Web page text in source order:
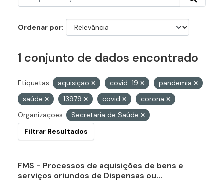
Ordenar por
1 conjunto de dados encontrado
Etiquetas: aquisição covid-19
pandemia
saúde
13979 covid
corona
Organizações:
Secretaria de Saúde
Filtrar Resultados
FMS - Processos de aquisições de bens e
serviços oriundos de Dispensas ou...